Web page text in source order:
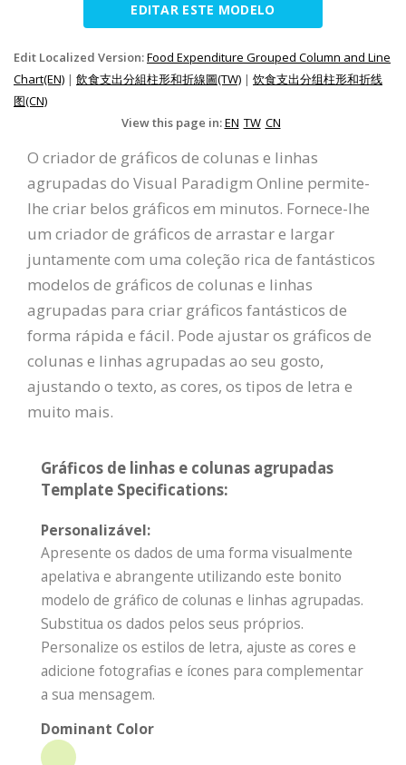
EDITAR ESTE MODELO
Edit Localized Version:Food Expenditure Grouped Column and Line
Chart(EN) | 飲食支出分組柱形和折線圖(TW) | 饮食支出分组柱形和折线
图(CN)
View this page in:EN TW CN
O criador de gráficos de colunas e linhas
agrupadas do Visual Paradigm Online permite-
lhe criar belos gráficos em minutos. Fornece-lhe
um criador de gráficos de arrastar e largar
juntamente com uma coleção rica de fantásticos
modelos de gráficos de colunas e linhas
agrupadas para criar gráficos fantásticos de
forma rápida e fácil. Pode ajustar os gráficos de
colunas e linhas agrupadas ao seu gosto,
ajustando o texto, as cores, os tipos de letra e
muito mais.
Gráficos de linhas e colunas agrupadas
Template Specifications:
Personalizável:
Apresente os dados de uma forma visualmente
apelativa e abrangente utilizando este bonito
modelo de gráfico de colunas e linhas agrupadas.
Substitua os dados pelos seus próprios.
Personalize os estilos de letra, ajuste as cores e
adicione fotografias e ícones para complementar
a sua mensagem.
Dominant Color